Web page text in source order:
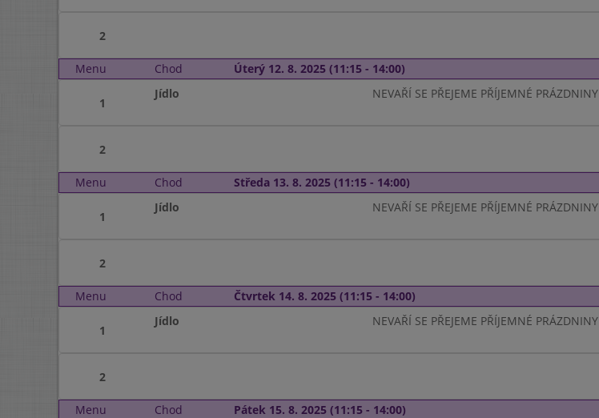
2
Menu Chod Úterý 12. 8. 2025 (11:15 - 14:00)
1
Jídlo NEVAŘÍ SE PŘEJEME PŘÍJEMNÉ PRÁZDNINY
2
Menu Chod Středa 13. 8. 2025 (11:15 - 14:00)
1
Jídlo NEVAŘÍ SE PŘEJEME PŘÍJEMNÉ PRÁZDNINY
2
Menu Chod Čtvrtek 14. 8. 2025 (11:15 - 14:00)
1
Jídlo NEVAŘÍ SE PŘEJEME PŘÍJEMNÉ PRÁZDNINY
2
Menu Chod Pátek 15. 8. 2025 (11:15 - 14:00)